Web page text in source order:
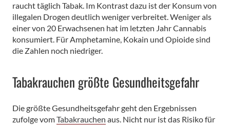
raucht täglich Tabak. Im Kontrast dazu ist der Konsum von
illegalen Drogen deutlich weniger verbreitet. Weniger als
einer von 20 Erwachsenen hat im letzten Jahr Cannabis
konsumiert. Für Amphetamine, Kokain und Opioide sind
die Zahlen noch niedriger.
Tabakrauchen größte Gesundheitsgefahr
Die größte Gesundheitsgefahr geht den Ergebnissen
zufolge vomTabakrauchen aus. Nicht nur ist das Risiko für